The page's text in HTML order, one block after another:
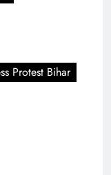
Protest Bihar